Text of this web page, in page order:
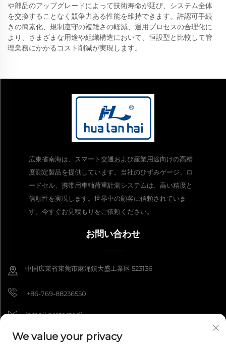
や部品のアップグレードによって技術寿命が延び、システム全体
を交換することなく競争力ある性能を維持できます。許認可手続
きの簡素化、規制遵守の複雑さの軽減、運用プロセスの合理化に
より、さまざまな用途や組織構造において、恒設型と比較して管
理業務にかかるコスト削減が実現します。
広東省南海は、スマート交通および産業用途向けの高精
度測定製品を提供しています。当社のひずみゲージ、ロ
ードセル、携帯用車軸荷重計測システムは、高い精度と
信頼性を実現します。世界中の顧客に信頼されていま
す。今すぐお見積もりをご依頼ください。
お問い合わせ
中国広東省東莞市麻涌鎮大盛工業区 523136
+86-769-88236550
[email protected]
We value your privacy